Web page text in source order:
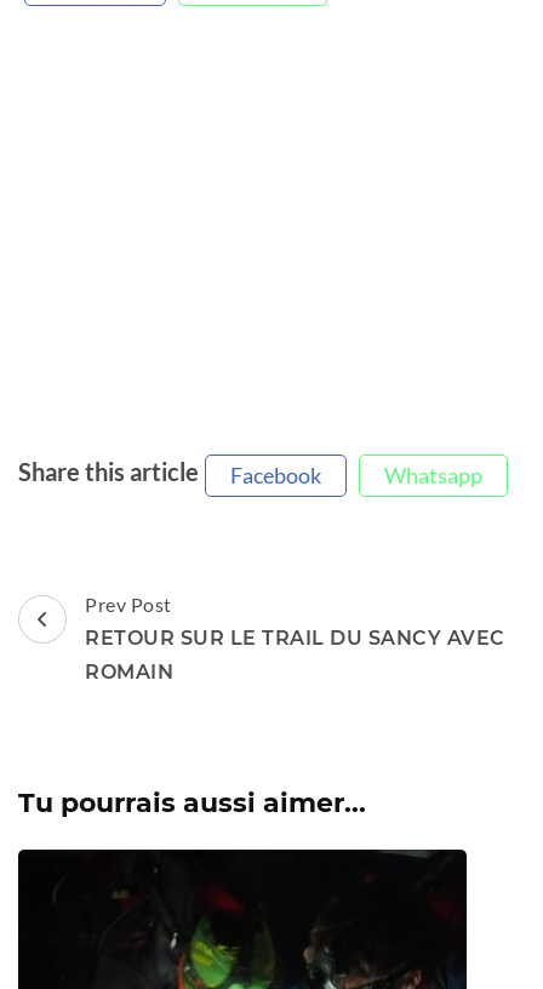
Share this article Facebook Whatsapp
Post
Navigation
Prev Post
RETOUR SUR LE TRAIL DU SANCY AVEC
ROMAIN
Tu pourrais aussi aimer...